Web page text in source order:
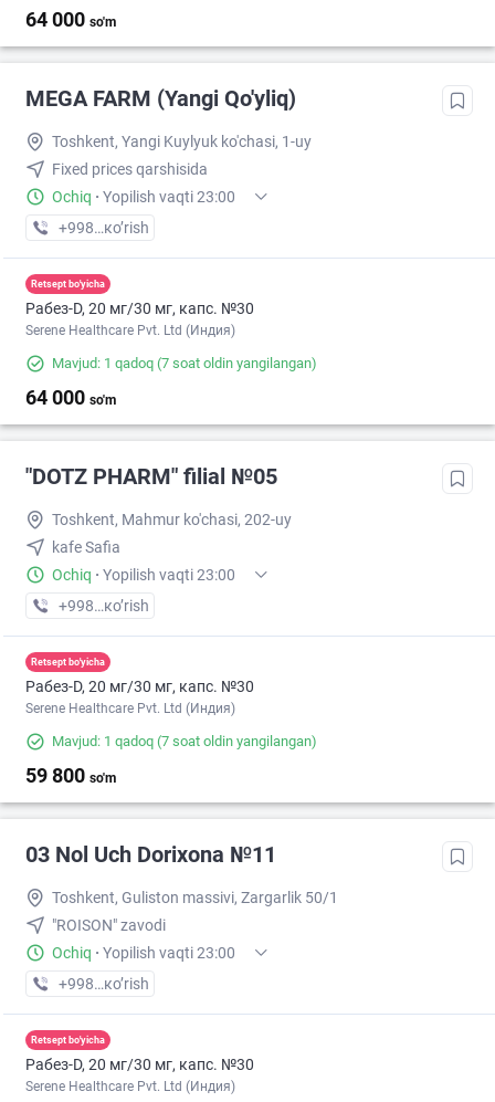
64 000 so'm
MEGA FARM (Yangi Qo'yliq)
Toshkent, Yangi Kuylyuk ko'chasi, 1-uy
Fixed prices qarshisida
Ochiq · Yopilish vaqti 23:00
+998 (71) XXX-XX-XX
кo’rish
Retsept bo'yicha
Рабез-D, 20 мг/30 мг, капс. №30
Serene Healthcare Pvt. Ltd (Индия)
Mavjud: 1 qadoq (7 soat oldin yangilangan)
64 000 so'm
"DOTZ PHARM" filial №05
Toshkent, Mahmur ko'chasi, 202-uy
kafe Safia
Ochiq · Yopilish vaqti 23:00
+998 (77) XXX-XX-XX
кo’rish
Retsept bo'yicha
Рабез-D, 20 мг/30 мг, капс. №30
Serene Healthcare Pvt. Ltd (Индия)
Mavjud: 1 qadoq (7 soat oldin yangilangan)
59 800 so'm
03 Nol Uch Dorixona №11
Toshkent, Guliston massivi, Zargarlik 50/1
"ROISON" zavodi
Ochiq · Yopilish vaqti 23:00
+998 (77) XXX-XX-XX
кo’rish
Retsept bo'yicha
Рабез-D, 20 мг/30 мг, капс. №30
Serene Healthcare Pvt. Ltd (Индия)